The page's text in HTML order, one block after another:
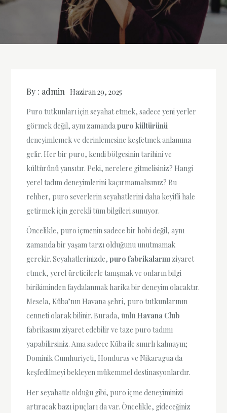
By : admin Haziran 29, 2025
Puro tutkunları için seyahat etmek, sadece yeni yerler
görmek değil, aynı zamandapuro kültürünü
deneyimlemek ve derinlemesine keşfetmek anlamına
gelir. Her bir puro, kendi bölgesinin tarihini ve
kültürünü yansıtır. Peki, nerelere gitmelisiniz? Hangi
yerel tadım deneyimlerini kaçırmamalısınız? Bu
rehber, puro severlerin seyahatlerini daha keyifli hale
getirmek için gerekli tüm bilgileri sunuyor.
Öncelikle, puro içmenin sadece bir hobi değil, aynı
zamanda bir yaşam tarzı olduğunu unutmamak
gerekir. Seyahatlerinizde,puro fabrikalarınıziyaret
etmek, yerel üreticilerle tanışmak ve onların bilgi
birikiminden faydalanmak harika bir deneyim olacaktır.
Mesela, Küba’nın Havana şehri, puro tutkunlarının
cenneti olarak bilinir. Burada, ünlü Havana Club
fabrikasını ziyaret edebilir ve taze puro tadımı
yapabilirsiniz. Ama sadece Küba ile sınırlı kalmayın;
Dominik Cumhuriyeti, Honduras ve Nikaragua da
keşfedilmeyi bekleyen mükemmel destinasyonlardır.
Her seyahatte olduğu gibi, puro içme deneyiminizi
artıracak bazı ipuçları da var. Öncelikle, gideceğiniz